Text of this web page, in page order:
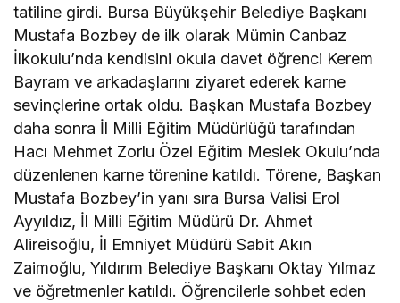
tatiline girdi. Bursa Büyükşehir Belediye Başkanı
Mustafa Bozbey de ilk olarak Mümin Canbaz
İlkokulu’nda kendisini okula davet öğrenci Kerem
Bayram ve arkadaşlarını ziyaret ederek karne
sevinçlerine ortak oldu. Başkan Mustafa Bozbey
daha sonra İl Milli Eğitim Müdürlüğü tarafından
Hacı Mehmet Zorlu Özel Eğitim Meslek Okulu’nda
düzenlenen karne törenine katıldı. Törene, Başkan
Mustafa Bozbey’in yanı sıra Bursa Valisi Erol
Ayyıldız, İl Milli Eğitim Müdürü Dr. Ahmet
Alireisoğlu, İl Emniyet Müdürü Sabit Akın
Zaimoğlu, Yıldırım Belediye Başkanı Oktay Yılmaz
ve öğretmenler katıldı. Öğrencilerle sohbet eden